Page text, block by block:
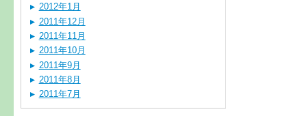
2012年1月
2011年12月
2011年11月
2011年10月
2011年9月
2011年8月
2011年7月